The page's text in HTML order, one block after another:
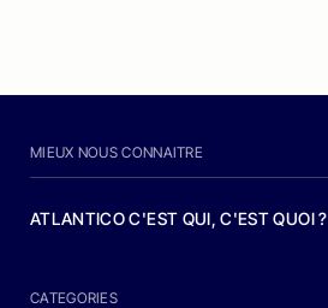
MIEUX NOUS CONNAITRE
ATLANTICO C'EST QUI, C'EST QUOI ?
CATEGORIES